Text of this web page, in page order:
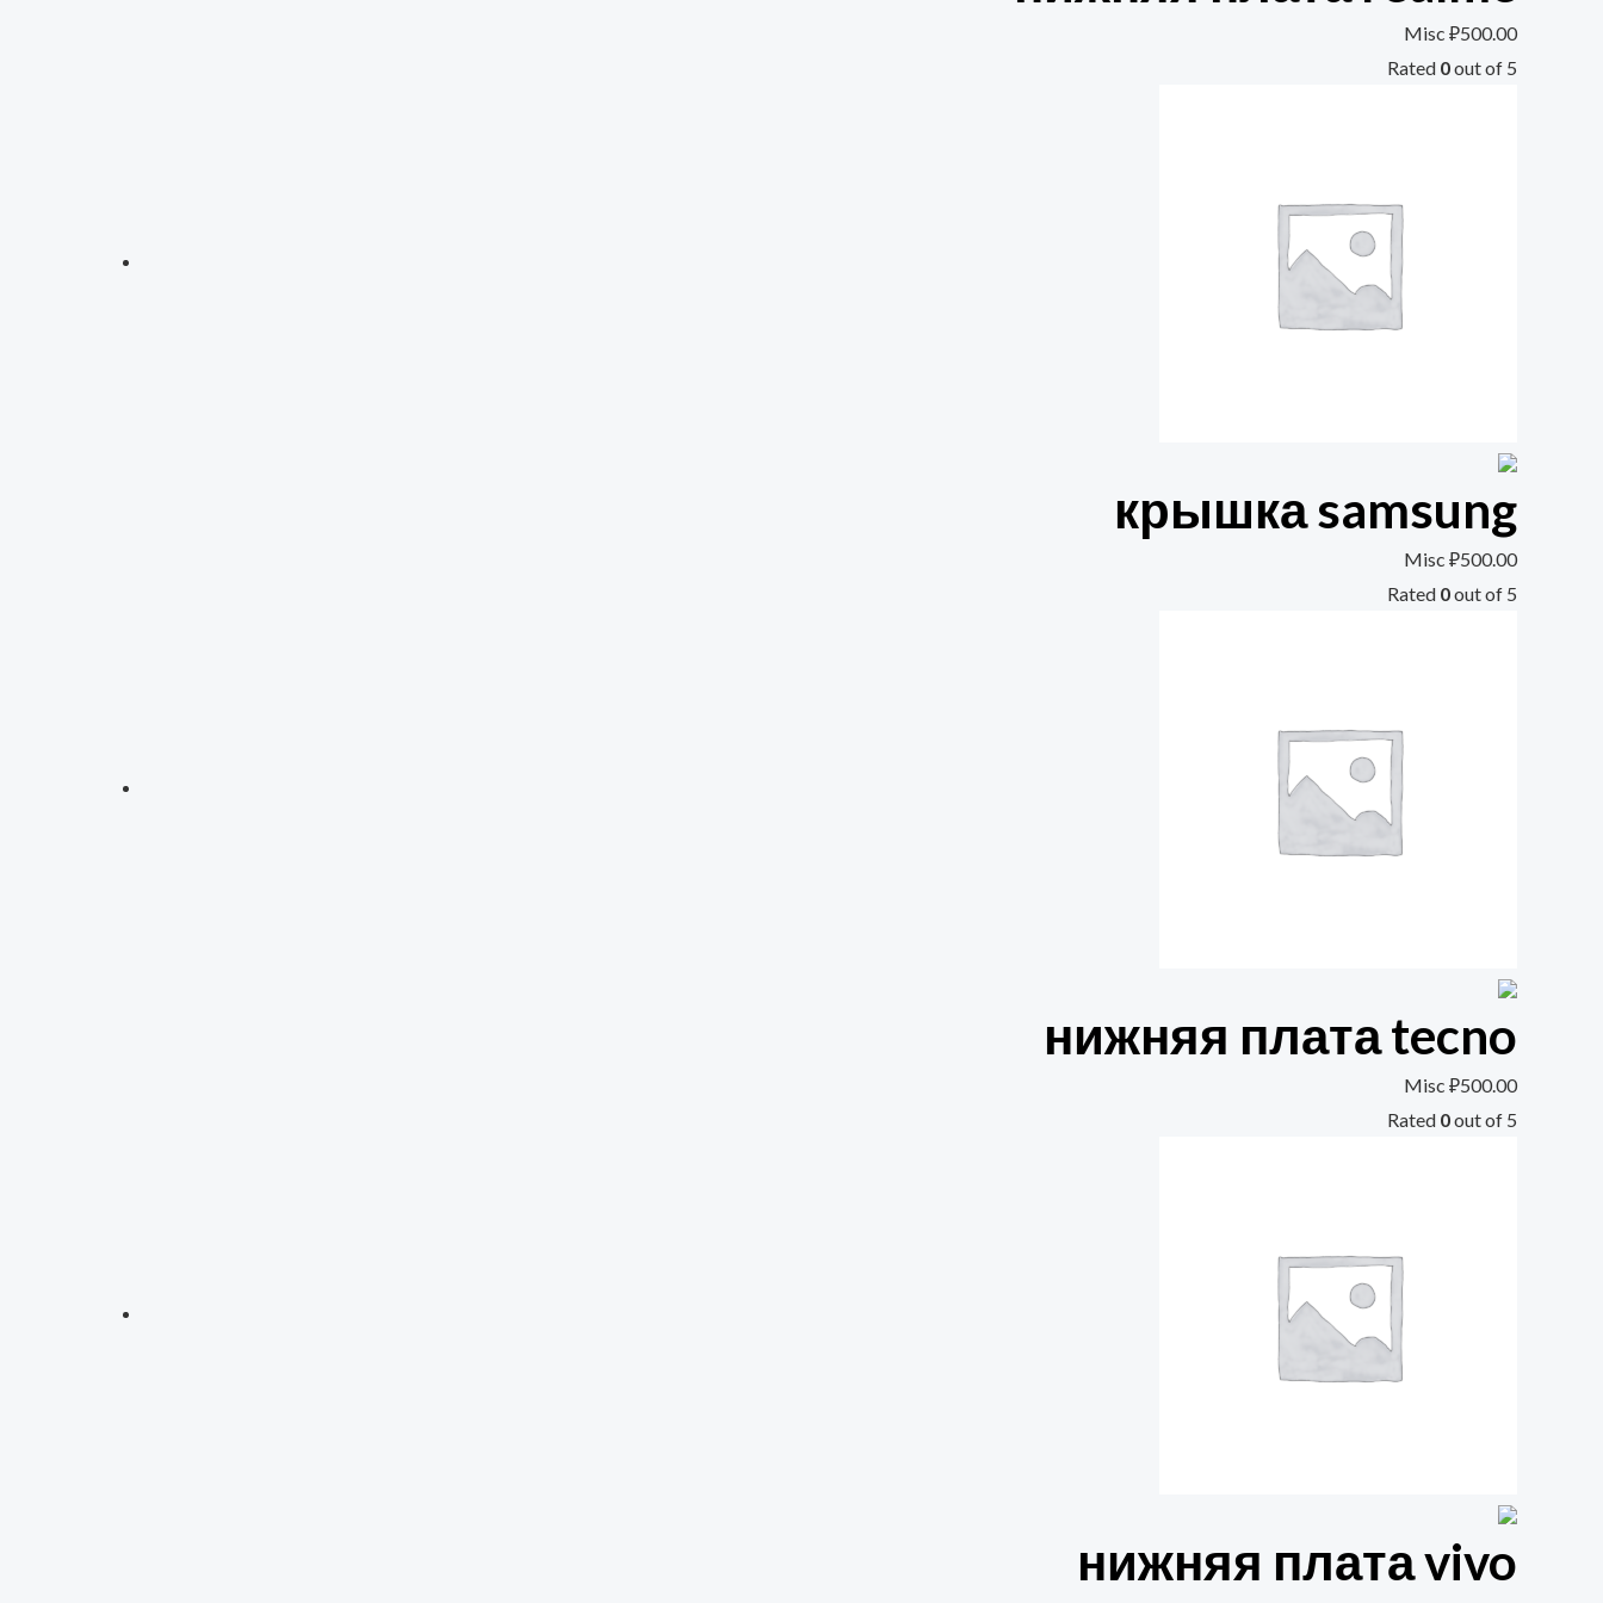
Misc ₽500.00
Rated 0out of 5
крышка samsung
Misc ₽500.00
Rated 0out of 5
нижняя плата tecno
Misc ₽500.00
Rated 0out of 5
нижняя плата vivo